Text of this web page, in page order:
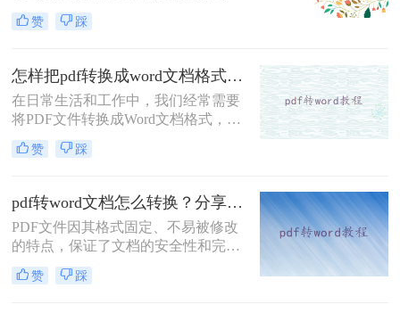
文件一般除了浏览还需要编辑外，想
要编辑时，就要将电脑pdf怎么转换成
就来给大家讲讲pdf转word的方法，教
会你快速转换。
赞 踩
怎样把pdf转换成word文档格式？分享两种有效方法！
在日常生活和工作中，我们经常需要
将PDF文件转换成Word文档格式，以
便进行编辑、修改和排版。那么怎样
把pdf转换成word文档格式呢？本文将
赞 踩
pdf转word文档怎么转换？分享三个简单转换方法！
PDF文件因其格式固定、不易被修改
的特点，保证了文档的安全性和完整
性，但同时也带来了不易编辑的缺
点。在实际应用中，我们经常需要将
赞 踩